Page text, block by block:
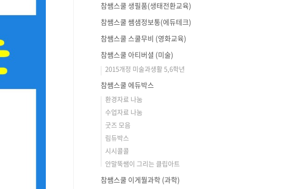
참쌤스쿨 생필품(생태전환교육)
참쌤스쿨 쌤샘정보통(에듀테크)
참쌤스쿨 스쿨무비 (영화교육)
참쌤스쿨 아티버셜 (미술)
2015개정 미술과생활 5,6학년
참쌤스쿨 에듀박스
환경자료 나눔
수업자료 나눔
굿즈 모음
림듀박스
시시콜콜
안말뚝쌤이 그리는 클립아트
참쌤스쿨 이게뭘과학 (과학)